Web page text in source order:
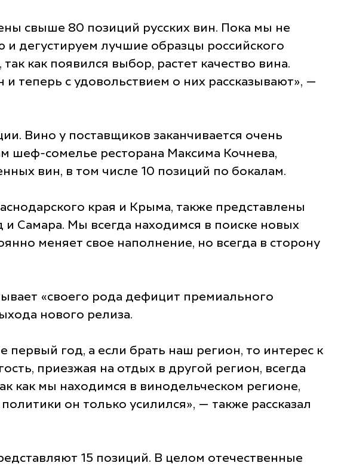
свыше 80 позиций русских вин. Пока мы не
дегустируем лучшие образцы российского
как появился выбор, растет качество вина.
теперь с удовольствием о них рассказывают», —
Вино у поставщиков заканчивается очень
шеф-сомелье ресторана Максима Кочнева,
вин, в том числе 10 позиций по бокалам.
края и Крыма, также представлены
и Самара. Мы всегда находимся в поиске новых
меняет свое наполнение, но всегда в сторону
«своего рода дефицит премиального
нового релиза.
первый год, а если брать наш регион, то интерес к
приезжая на отдых в другой регион, всегда
как мы находимся в винодельческом регионе,
он только усилился», — также рассказал
15 позиций. В целом отечественные